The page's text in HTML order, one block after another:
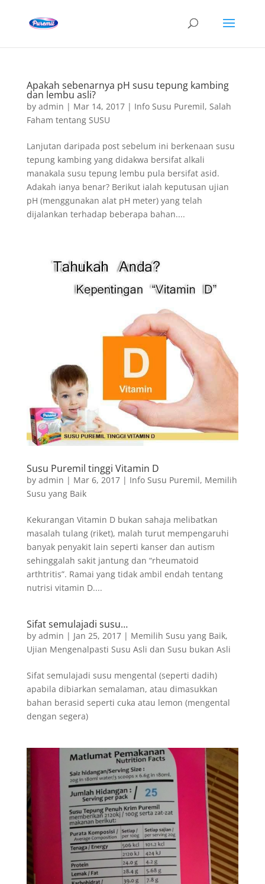
Apakah sebenarnya pH susu tepung kambing
dan lembu asli?
by admin | Mar 14, 2017| Info Susu Puremil, Salah
Faham tentang SUSU
Lanjutan daripada post sebelum ini berkenaan susu
tepung kambing yang didakwa bersifat alkali
manakala susu tepung lembu pula bersifat asid.
Adakah ianya benar? Berikut ialah keputusan ujian
pH (menggunakan alat pH meter) yang telah
dijalankan terhadap beberapa bahan....
Susu Puremil tinggi Vitamin D
by admin | Mar 6, 2017| Info Susu Puremil, Memilih
Susu yang Baik
Kekurangan Vitamin D bukan sahaja melibatkan
masalah tulang (riket), malah turut mempengaruhi
banyak penyakit lain seperti kanser dan autism
sehinggalah sakit jantung dan “rheumatoid
arthtritis”. Ramai yang tidak ambil endah tentang
nutrisi vitamin D....
Sifat semulajadi susu…
by admin | Jan 25, 2017| Memilih Susu yang Baik,
Ujian Mengenalpasti Susu Asli dan Susu bukan Asli
Sifat semulajadi susu mengental (seperti dadih)
apabila dibiarkan semalaman, atau dimasukkan
bahan berasid seperti cuka atau lemon (mengental
dengan segera)